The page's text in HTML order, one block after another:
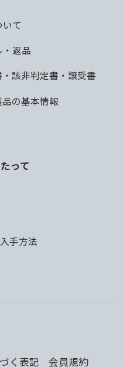
て
返品
該非判定書・譲受書
の基本情報
って
手方法
く表記 会員規約